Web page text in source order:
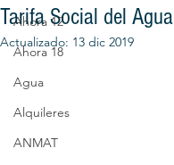
Ahora 12
Ahora 18
Agua
Alquileres
ANMAT
Tarifa Social del Agua
Actualizado: 13 dic 2019